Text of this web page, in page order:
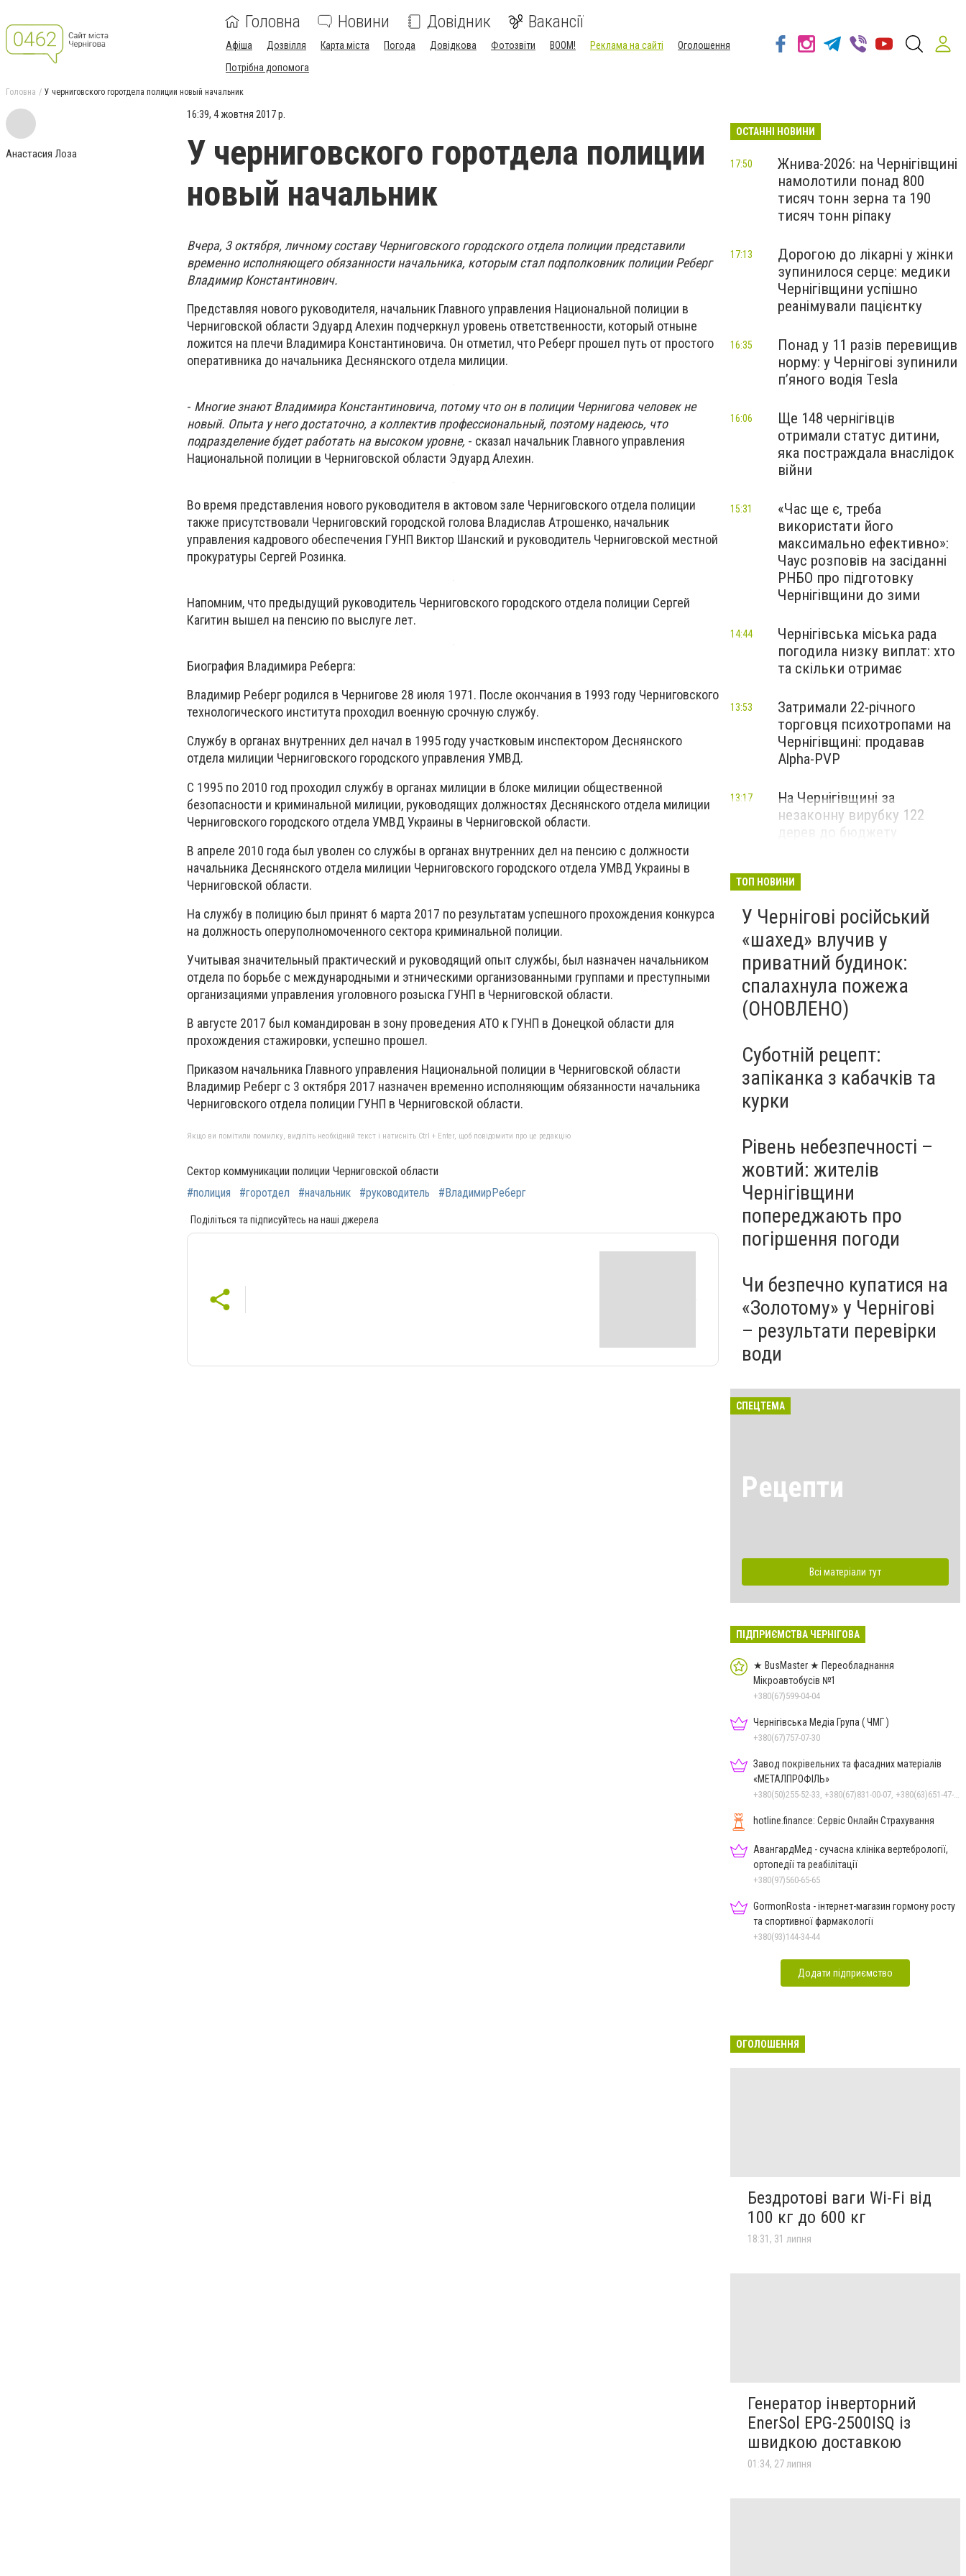
Головна Новини Довідник Вакансії
Афіша Дозвілля Карта міста Погода Довідкова Фотозвіти BOOM! Реклама на сайті
Оголошення
Потрібна допомога
Головна У черниговского горотдела полиции новый начальник
Анастасия Лоза
16:39, 4 жовтня 2017 р.
У черниговского горотдела полиции
новый начальник
Вчера, 3 октября, личному составу Черниговского городского отдела полиции представили
временно исполняющего обязанности начальника, которым стал подполковник полиции Реберг
Владимир Константинович.
Представляя нового руководителя, начальник Главного управления Национальной полиции в
Черниговской области Эдуард Алехин подчеркнул уровень ответственности, который отныне
ложится на плечи Владимира Константиновича. Он отметил, что Реберг прошел путь от простого
оперативника до начальника Деснянского отдела милиции.
- Многие знают Владимира Константиновича, потому что он в полиции Чернигова человек не
новый. Опыта у него достаточно, а коллектив профессиональный, поэтому надеюсь, что
подразделение будет работать на высоком уровне, - сказал начальник Главного управления
Национальной полиции в Черниговской области Эдуард Алехин.
Во время представления нового руководителя в актовом зале Черниговского отдела полиции
также присутствовали Черниговский городской голова Владислав Атрошенко, начальник
управления кадрового обеспечения ГУНП Виктор Шанский и руководитель Черниговской местной
прокуратуры Сергей Розинка.
Напомним, что предыдущий руководитель Черниговского городского отдела полиции Сергей
Кагитин вышел на пенсию по выслуге лет.
Биография Владимира Реберга:
Владимир Реберг родился в Чернигове 28 июля 1971. После окончания в 1993 году Черниговского
технологического института проходил военную срочную службу.
Службу в органах внутренних дел начал в 1995 году участковым инспектором Деснянского
отдела милиции Черниговского городского управления УМВД.
С 1995 по 2010 год проходил службу в органах милиции в блоке милиции общественной
безопасности и криминальной милиции, руководящих должностях Деснянского отдела милиции
Черниговского городского отдела УМВД Украины в Черниговской области.
В апреле 2010 года был уволен со службы в органах внутренних дел на пенсию с должности
начальника Деснянского отдела милиции Черниговского городского отдела УМВД Украины в
Черниговской области.
На службу в полицию был принят 6 марта 2017 по результатам успешного прохождения конкурса
на должность оперуполномоченного сектора криминальной полиции.
Учитывая значительный практический и руководящий опыт службы, был назначен начальником
отдела по борьбе с международными и этническими организованными группами и преступными
организациями управления уголовного розыска ГУНП в Черниговской области.
В августе 2017 был командирован в зону проведения АТО к ГУНП в Донецкой области для
прохождения стажировки, успешно прошел.
Приказом начальника Главного управления Национальной полиции в Черниговской области
Владимир Реберг с 3 октября 2017 назначен временно исполняющим обязанности начальника
Черниговского отдела полиции ГУНП в Черниговской области.
Якщо ви помітили помилку, виділіть необхідний текст і натисніть Ctrl + Enter, щоб повідомити про це редакцію
Сектор коммуникации полиции Черниговской области
#полиция
#горотдел #начальник #руководитель #ВладимирРеберг
Поділіться та підписуйтесь на наші джерела
ОСТАННІ НОВИНИ
Жнива-2026: на Чернігівщині
намолотили понад 800
тисяч тонн зерна та 190
тисяч тонн ріпаку
17:50
Дорогою до лікарні у жінки
зупинилося серце: медики
Чернігівщини успішно
реанімували пацієнтку
17:13
Понад у 11 разів перевищив
норму: у Чернігові зупинили
пʼяного водія Tesla
16:35
Ще 148 чернігівців
отримали статус дитини,
яка постраждала внаслідок
війни
16:06
«Час ще є, треба
використати його
максимально ефективно»:
Чаус розповів на засіданні
РНБО про підготовку
Чернігівщини до зими
15:31
Чернігівська міська рада
погодила низку виплат: хто
та скільки отримає
14:44
Затримали 22-річного
торговця психотропами на
Чернігівщині: продавав
Alpha-PVP
13:53
На Чернігівщині за
незаконну вирубку 122
дерев до бюджету
13:17
ТОП НОВИНИ
У Чернігові російський
«шахед» влучив у
приватний будинок:
спалахнула пожежа
(ОНОВЛЕНО)
Суботній рецепт:
запіканка з кабачків та
курки
Рівень небезпечності –
жовтий: жителів
Чернігівщини
попереджають про
погіршення погоди
Чи безпечно купатися на
«Золотому» у Чернігові
– результати перевірки
води
СПЕЦТЕМА
Рецепти
Всі матеріали тут
ПІДПРИЄМСТВА ЧЕРНІГОВА
★ BusMaster ★ Переобладнання
Мікроавтобусів №1
+380(67)599-04-04
Чернігівська Медіа Група ( ЧМГ )
+380(67)757-07-30
Завод покрівельних та фасадних матеріалів
«МЕТАЛПРОФІЛЬ»
hotline.finance: Сервіс Онлайн Страхування
АвангардМед - сучасна клініка вертебрології,
ортопедії та реабілітації
+380(97)560-65-65
GormonRosta - інтернет-магазин гормону росту
та спортивної фармакології
+380(93)144-34-44
Додати підприємство
ОГОЛОШЕННЯ
Бездротові ваги Wi-Fi від
100 кг до 600 кг
18:31, 31 липня
Генератор інверторний
EnerSol EPG-2500ISQ із
швидкою доставкою
01:34, 27 липня